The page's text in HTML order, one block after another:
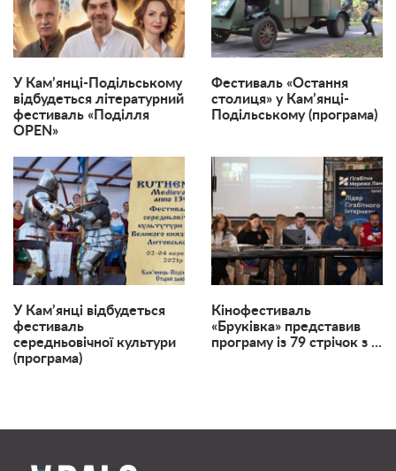
У Кам’янці-Подільському
відбудеться літературний
фестиваль «Поділля
OPEN»
Фестиваль «Остання
столиця» у Кам’янці-
Подільському (програма)
У Кам’янці відбудеться
фестиваль
середньовічної культури
(програма)
Кінофестиваль
«Бруківка» представив
програму із 79 стрічок з ...